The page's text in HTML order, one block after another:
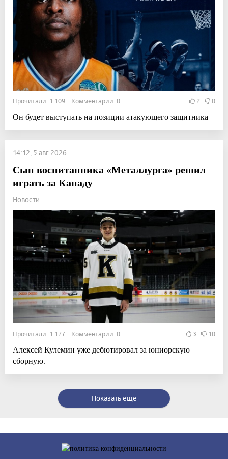
Прочитали: 1 109 Комментарии: 0 2 0
Он будет выступать на позиции атакующего защитника
14:12, 5 авг 2026
Сын воспитанника «Металлурга» решил
играть за Канаду
Новости
Прочитали: 1 177 Комментарии: 0 3 10
Алексей Кулемин уже дебютировал за юниорскую
сборную.
Показать ещё